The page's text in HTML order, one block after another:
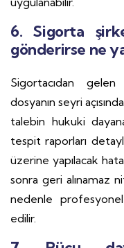
6. Sigorta
gönderirse ne
Sigortacıdan
dosyanın seyri
talebin hukuki
tespit raporları
üzerine yapılacak
sonra geri alınamaz
nedenle
edilir.